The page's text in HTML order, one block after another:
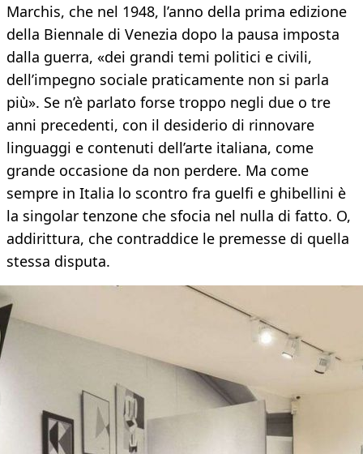
Marchis, che nel 1948, l’anno della prima edizione
della Biennale di Venezia dopo la pausa imposta
dalla guerra, «dei grandi temi politici e civili,
dell’impegno sociale praticamente non si parla
più». Se n’è parlato forse troppo negli due o tre
anni precedenti, con il desiderio di rinnovare
linguaggi e contenuti dell’arte italiana, come
grande occasione da non perdere. Ma come
sempre in Italia lo scontro fra guelfi e ghibellini è
la singolar tenzone che sfocia nel nulla di fatto. O,
addirittura, che contraddice le premesse di quella
stessa disputa.